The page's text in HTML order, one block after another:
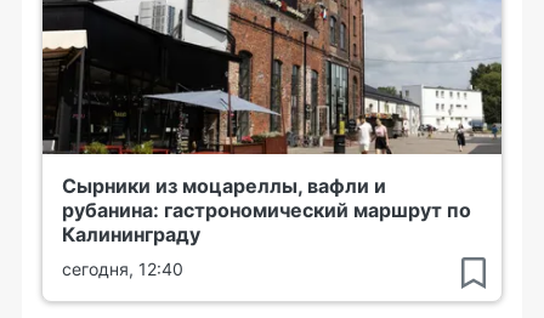
Сырники из моцареллы, вафли и
рубанина: гастрономический маршрут по
Калининграду
сегодня, 12:40